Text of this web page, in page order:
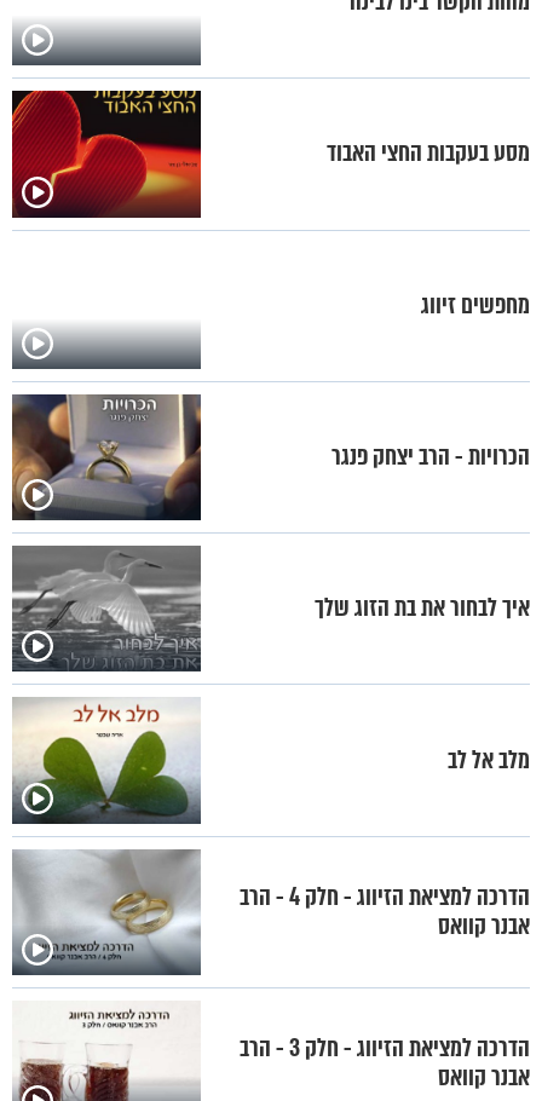
מסע בעקבות החצי האבוד
מחפשים זיווג
הכרויות - הרב יצחק פנגר
איך לבחור את בת הזוג שלך
מלב אל לב
הדרכה למציאת הזיווג - חלק 4 - הרב
אבנר קוואס
הדרכה למציאת הזיווג - חלק 3 - הרב
אבנר קוואס